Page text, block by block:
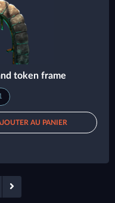
token frame
AU PANIER